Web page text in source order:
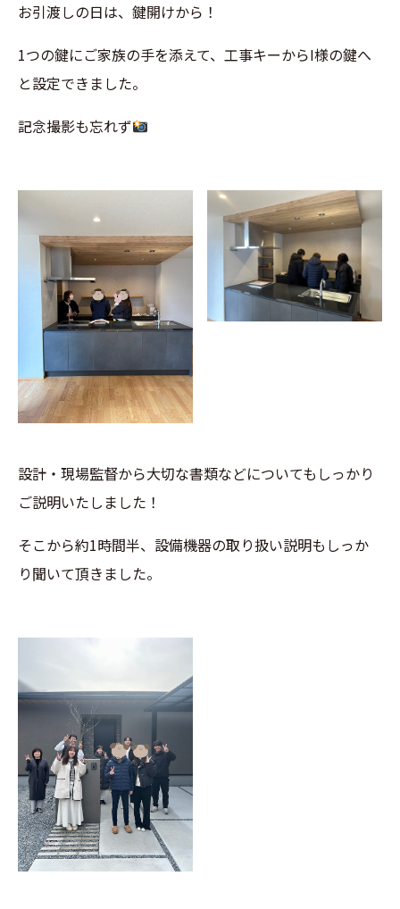
お引渡しの日は、鍵開けから！
1つの鍵にご家族の手を添えて、工事キーからI様の鍵へ
と設定できました。
記念撮影も忘れず
設計・現場監督から大切な書類などについてもしっかり
ご説明いたしました！
そこから約1時間半、設備機器の取り扱い説明もしっか
り聞いて頂きました。